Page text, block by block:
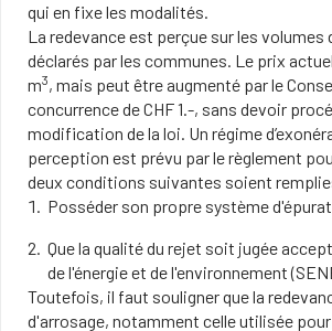
qui en fixe les modalités.
La redevance est perçue sur les volumes
déclarés par les communes. Le prix
m3, mais peut être augmenté par le
concurrence de CHF 1.-, sans devoir
modification de la loi. Un régime
perception est prévu par le règlement
deux conditions suivantes soient
Posséder son propre système
Que la qualité du rejet soit jugée
de l'énergie et de l'environnement
Toutefois, il faut souligner que la
d'arrosage, notamment celle utilisée